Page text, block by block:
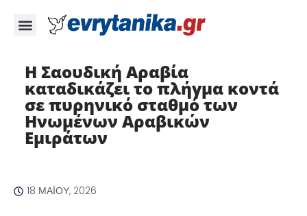
Η Σαουδική Αραβία
καταδικάζει το πλήγμα κοντά
σε πυρηνικό σταθμό των
Ηνωμένων Αραβικών
Εμιράτων ​
18 ΜΑΪ́ΟΥ, 2026